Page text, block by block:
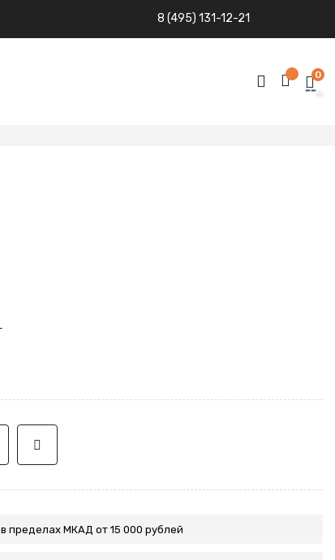
8 (495) 131-12-21
0
пределах МКАД от 15 000 рублей